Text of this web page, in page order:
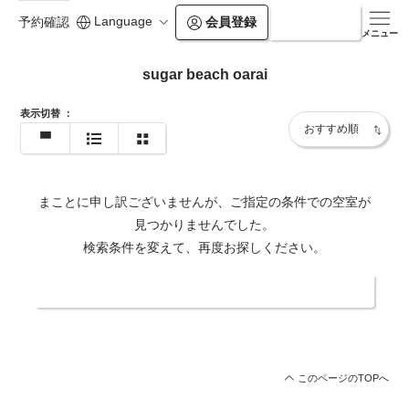
予約確認 Language 会員登録
メニュー
sugar beach oarai
表示切替 ：
まことに申し訳ございませんが、ご指定の条件での空室が
見つかりませんでした。
検索条件を変えて、再度お探しください。
このページのTOPへ